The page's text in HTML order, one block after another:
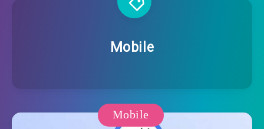
Mobile
Mobile